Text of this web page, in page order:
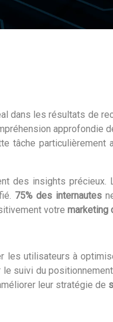
dans les résultats de
approfondie
tâche particulièrement
des insights précieux.
75% des internautes
votre marketing
les utilisateurs à
suivi du
leur stratégie de